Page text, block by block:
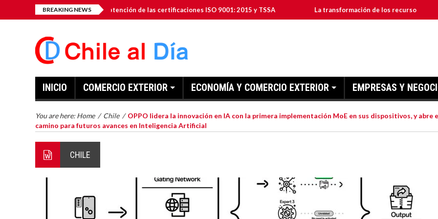
BREAKING NEWS
Gen Inc. anuncia la obtención de las certificaciones ISO 9001: 2015 y TSSA La transformación de los recursos humanos en las
INICIO COMERCIO EXTERIOR ECONOMÍA Y COMERCIO EXTERIOR EMPRESAS Y
You are here: Home / Chile / OPPO lidera la innovación en IA con la primera implementación MoE en sus dispositivos, y abre
camino para futuros avances en Inteligencia Artificial
CHILE